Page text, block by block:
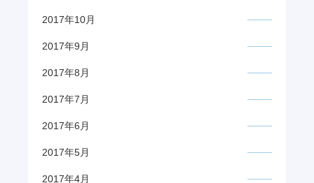
2017年10月
2017年9月
2017年8月
2017年7月
2017年6月
2017年5月
2017年4月